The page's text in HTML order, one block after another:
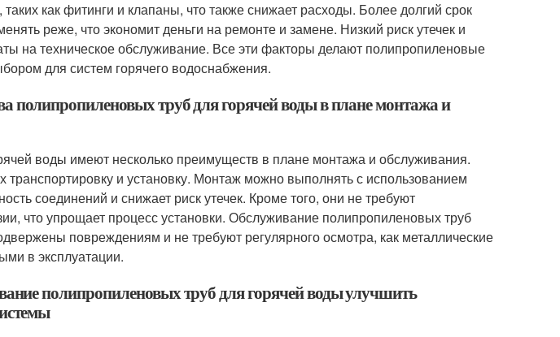
как фитинги и клапаны, что также снижает расходы. Более долгий срок
реже, что экономит деньги на ремонте и замене. Низкий риск утечек и
на техническое обслуживание. Все эти факторы делают полипропиленовые
для систем горячего водоснабжения.
полипропиленовых труб для горячей воды в плане монтажа и
воды имеют несколько преимуществ в плане монтажа и обслуживания.
транспортировку и установку. Монтаж можно выполнять с использованием
соединений и снижает риск утечек. Кроме того, они не требуют
что упрощает процесс установки. Обслуживание полипропиленовых труб
повреждениям и не требуют регулярного осмотра, как металлические
в эксплуатации.
полипропиленовых труб для горячей воды улучшить